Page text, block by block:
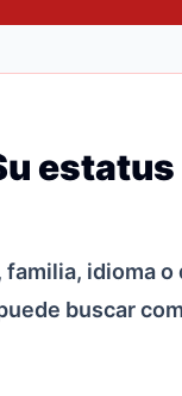
idioma
buscar